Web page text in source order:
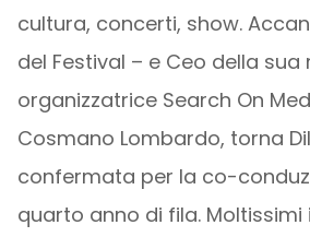
cultura, concerti, show.
del Festival – e Ceo della sua
organizzatrice Search On
Cosmano Lombardo, torna
confermata per la co-
quarto anno di fila.